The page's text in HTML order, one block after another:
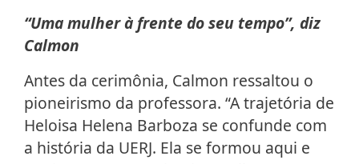
“Uma mulher à frente do seu tempo”, diz
Calmon
Antes da cerimônia, Calmon ressaltou o
pioneirismo da professora. “A trajetória de
Heloisa Helena Barboza se confunde com
a história da UERJ. Ela se formou aqui e